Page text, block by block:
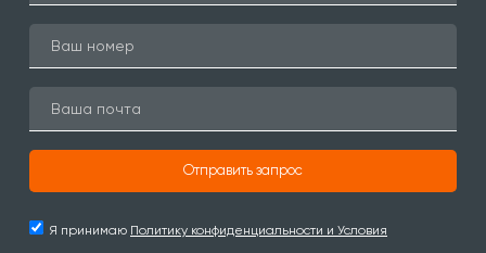
Отправить запрос
Я принимаю Политику конфиденциальности и Условия